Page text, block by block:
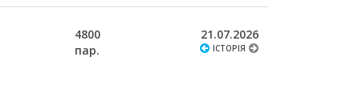
4800
пар.
21.07.2026
ІСТОРІЯ